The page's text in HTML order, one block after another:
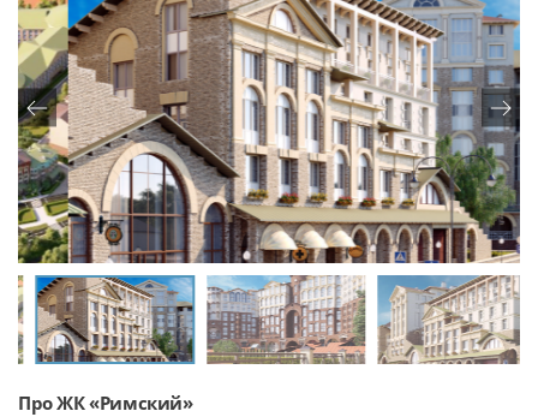
Про ЖК «Римский»